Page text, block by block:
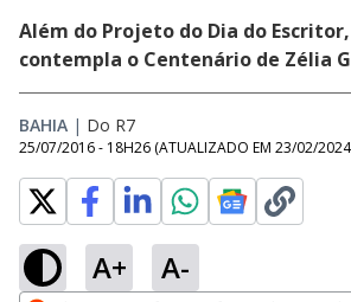
Além do Projeto do Dia do
contempla o Centenário de Zélia
BAHIA | Do R7
25/07/2016 - 18H26 (ATUALIZADO EM 23/02/
A+ A-